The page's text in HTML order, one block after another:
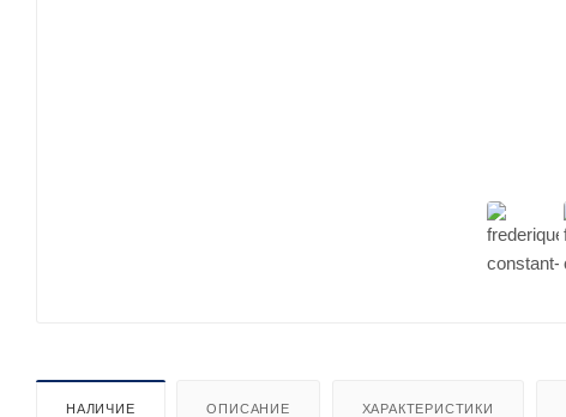
НАЛИЧИЕ ОПИСАНИЕ ХАРАКТЕРИСТИКИ